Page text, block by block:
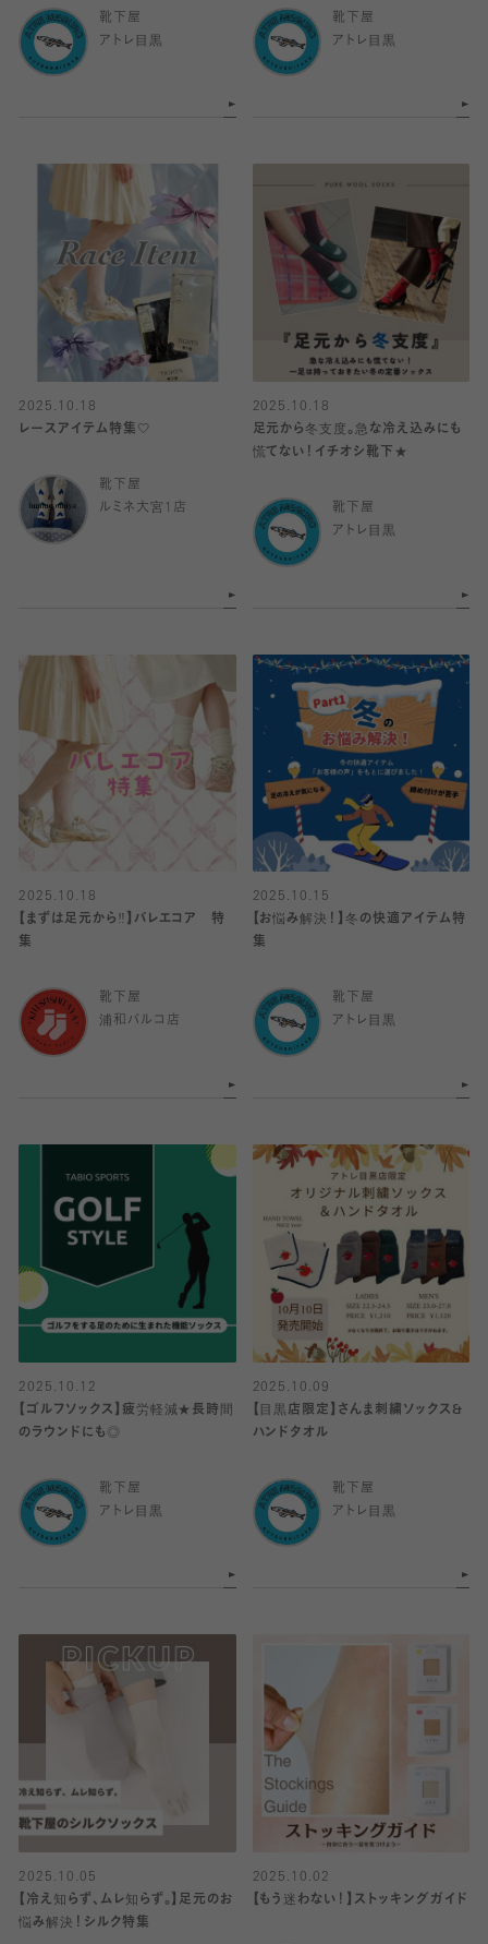
靴下屋
アトレ目黒
靴下屋
アトレ目黒
2025.10.18
レースアイテム特集🤍
靴下屋
ルミネ大宮1店
2025.10.18
足元から冬支度。急な冷え込みにも
慌てない！イチオシ靴下★
靴下屋
アトレ目黒
2025.10.18
【まずは足元から‼︎】バレエコア 特
集
靴下屋
浦和パルコ店
2025.10.15
【お悩み解決！】冬の快適アイテム特
集
靴下屋
アトレ目黒
2025.10.12
【ゴルフソックス】疲労軽減★長時間
のラウンドにも◎
靴下屋
アトレ目黒
2025.10.09
【目黒店限定】さんま刺繍ソックス&
ハンドタオル
靴下屋
アトレ目黒
2025.10.05
【冷え知らず、ムレ知らず。】足元のお
悩み解決！シルク特集
2025.10.02
【もう迷わない！】ストッキングガイド